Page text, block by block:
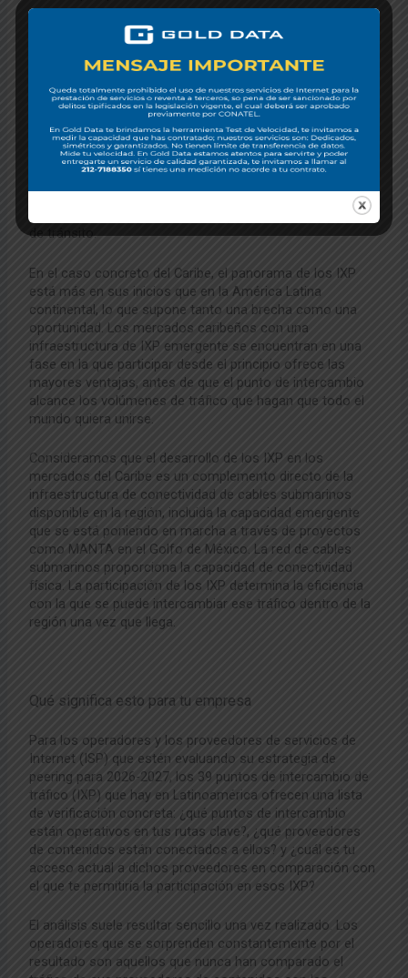
El enfoque de Gold Data respecto al peering en los
comprensión del valor añadido que genera la participación
en los IXP. Las redes que están interconectadas de forma
más eficaz con el ecosistema regional de IXP —ya sea
mediante la afiliación directa, la participación en
servidores de enrutamiento o las relaciones bilaterales de
peering establecidas en torno a la infraestructura de
cuanto a costes y rendimiento que resultan difíciles de
replicar únicamente mediante la contratación de servicios
de tránsito.
En el caso concreto del Caribe, el panorama de los IXP
está más en sus inicios que en la América Latina
continental, lo que supone tanto una brecha como una
oportunidad. Los mercados caribeños con una
infraestructura de IXP emergente se encuentran en una
fase en la que participar desde el principio ofrece las
mayores ventajas, antes de que el punto de intercambio
alcance los volúmenes de tráfico que hagan que todo el
mundo quiera unirse.
Consideramos que el desarrollo de los IXP en los
mercados del Caribe es un complemento directo de la
infraestructura de conectividad de cables submarinos
disponible en la región, incluida la capacidad emergente
que se está poniendo en marcha a través de proyectos
como MANTA en el Golfo de México. La red de cables
submarinos proporciona la capacidad de conectividad
física. La participación de los IXP determina la eficiencia
con la que se puede intercambiar ese tráfico dentro de la
región una vez que llega.
Qué significa esto para tu empresa
Para los operadores y los proveedores de servicios de
Internet (ISP) que estén evaluando su estrategia de
peering para 2026-2027, los 39 puntos de intercambio de
tráfico (IXP) que hay en Latinoamérica ofrecen una lista
de verificación concreta: ¿qué puntos de intercambio
están operativos en tus rutas clave?, ¿qué proveedores
de contenidos están conectados a ellos? y ¿cuál es tu
acceso actual a dichos proveedores en comparación con
el que te permitiría la participación en esos IXP?
El análisis suele resultar sencillo una vez realizado. Los
operadores que se sorprenden constantemente por el
resultado son aquellos que nunca han comparado el